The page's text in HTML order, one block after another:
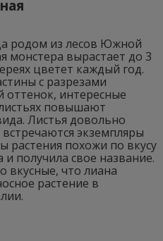
родом из лесов Южной
монстера вырастает до 3
цветет каждый год.
с разрезами
оттенок, интересные
повышают
Листья довольно
экземпляры
растения похожи по вкусу
и получила свое название.
вкусные, что лиана
растение в